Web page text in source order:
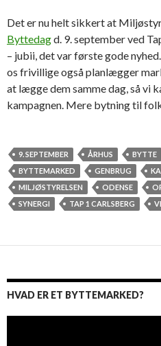
Det er nu helt sikkert at
Byttedagd. 9. september ved
– jubii, det var første gode
os frivillige også planlægger
at lægge dem samme dag, så vi
kampagnen. Mere bytning til
9. SEPTEMBER ÅRHUS BYTTE
BYTTEMARKED
GENBRUG
MILJØSTYRELSEN
ODENSE
SYNERGI
TAP 1 CARLSBERG
HVAD ER ET BYTTEMARKED?